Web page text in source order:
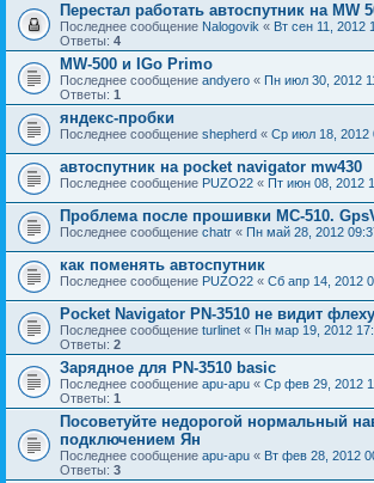
Перестал работать автоспутник на MW
Последнее сообщение Nalogovik « Вт сен 11, 2012
Ответы: 4
MW-500 и IGo Primo
Последнее сообщение andyero « Пн июл 30, 2012
Ответы: 1
яндекс-пробки
Последнее сообщение shepherd « Ср июл 18, 2012
автоспутник на pocket navigator mw430
Последнее сообщение PUZO22 « Пт июн 08, 2012
Проблема после прошивки MC-510.
Последнее сообщение chatr « Пн май 28, 2012
как поменять автоспутник
Последнее сообщение PUZO22 « Сб апр 14, 2012
Pocket Navigator PN-3510 не видит флеху
Последнее сообщение turlinet « Пн мар 19, 2012
Ответы: 2
Зарядное для PN-3510 basic
Последнее сообщение apu-apu « Ср фев 29, 2012
Ответы: 1
Посоветуйте недорогой нормальный
подключением Ян
Последнее сообщение apu-apu « Вт фев 28, 2012
Ответы: 3